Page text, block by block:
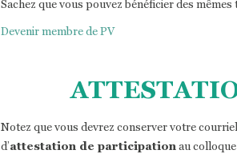
Sachez que vous pouvez bénéficier des
Devenir membre de PV
Notez que vous devrez conserver votre
d’attestation de participationau